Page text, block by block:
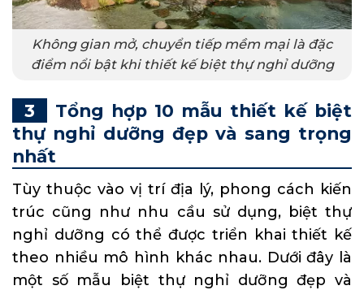
Không gian mở, chuyển tiếp mềm mại là đặc
điểm nổi bật khi thiết kế biệt thự nghỉ dưỡng
Tổng hợp 10 mẫu thiết kế biệt
thự nghỉ dưỡng đẹp và sang trọng
nhất
Tùy thuộc vào vị trí địa lý, phong cách kiến
trúc cũng như nhu cầu sử dụng, biệt thự
nghỉ dưỡng có thể được triển khai thiết kế
theo nhiều mô hình khác nhau. Dưới đây là
một số mẫu biệt thự nghỉ dưỡng đẹp và